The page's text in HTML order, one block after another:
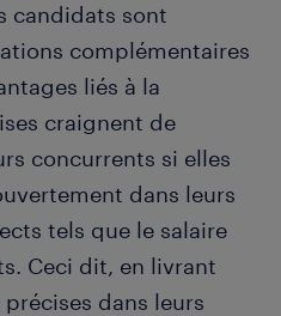
candidats sont
complémentaires
liés à la
craignent de
concurrents si elles
dans leurs
tels que le salaire
Ceci dit, en livrant
dans leurs